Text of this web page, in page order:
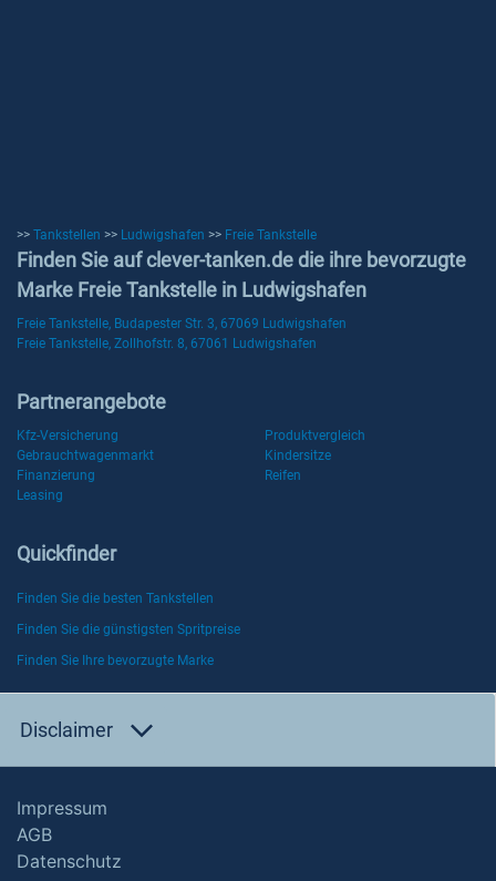
>> Tankstellen >> Ludwigshafen >> Freie Tankstelle
Finden Sie auf clever-tanken.de die ihre bevorzugte
Marke Freie Tankstelle in Ludwigshafen
Freie Tankstelle, Budapester Str. 3, 67069 Ludwigshafen
Freie Tankstelle, Zollhofstr. 8, 67061 Ludwigshafen
Partnerangebote
Kfz-Versicherung
Produktvergleich
Gebrauchtwagenmarkt
Kindersitze
Finanzierung
Reifen
Leasing
Quickfinder
Finden Sie die besten Tankstellen
Finden Sie die günstigsten Spritpreise
Finden Sie Ihre bevorzugte Marke
Disclaimer
Impressum
AGB
Datenschutz